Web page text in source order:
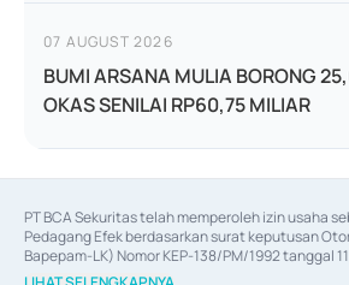
07 AUGUST 2026
BUMI ARSANA MULIA BORONG
OKAS SENILAI RP60,75 MILIAR
PT BCA Sekuritas telah memperoleh izin usaha
Pedagang Efek berdasarkan surat keputusan
Bapepam-LK) Nomor KEP-138/PM/1992 tanggal
06/D.04/2014 tanggal 28 Februari 2014, izin usaha